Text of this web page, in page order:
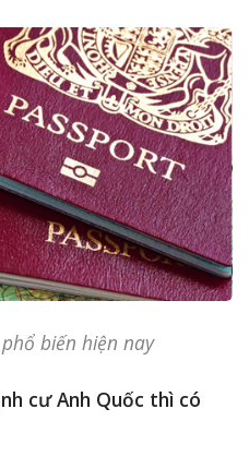
biến hiện nay
cư Anh Quốc thì có